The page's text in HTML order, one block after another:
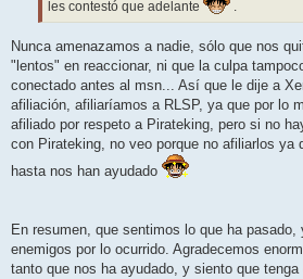
les contestó que adelante
.
Nunca amenazamos a nadie, sólo que nos
"lentos" en reaccionar, ni que la culpa
conectado antes al msn... Así que le dije a
afiliación, afiliaríamos a RLSP, ya que por lo
afiliado por respeto a Pirateking, pero si no
con Pirateking, no veo porque no afiliarlos ya
hasta nos han ayudado
En resumen, que sentimos lo que ha pasado,
enemigos por lo ocurrido. Agradecemos
tanto que nos ha ayudado, y siento que